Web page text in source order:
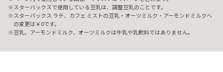
スターバックスで使用している豆乳は、調整豆乳のことです。
スターバックス ラテ、カフェ ミストの豆乳・オーツミルク・アーモンドミルクへ
の変更は￥0です。
豆乳、アーモンドミルク、オーツミルクは牛乳や乳飲料ではありません。